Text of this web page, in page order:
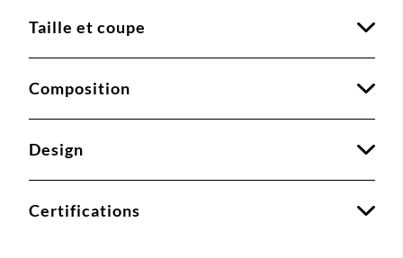
Taille et coupe
Composition
Design
Certifications